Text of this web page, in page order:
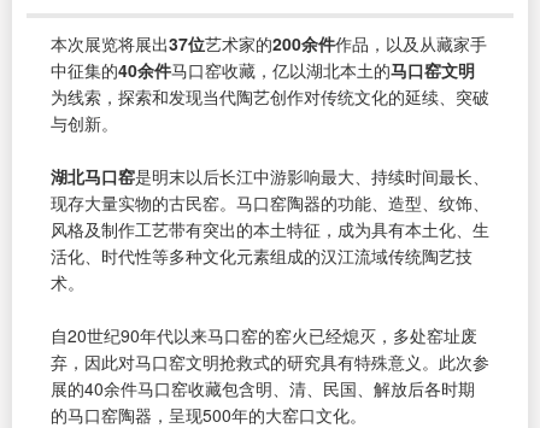
本次展览将展出37位艺术家的200余件作品，以及从藏家手
中征集的40余件马口窑收藏，亿以湖北本土的马口窑文明
为线索，探索和发现当代陶艺创作对传统文化的延续、突破
与创新。
湖北马口窑是明末以后长江中游影响最大、持续时间最长、
现存大量实物的古民窑。马口窑陶器的功能、造型、纹饰、
风格及制作工艺带有突出的本土特征，成为具有本土化、生
活化、时代性等多种文化元素组成的汉江流域传统陶艺技
术。
自20世纪90年代以来马口窑的窑火已经熄灭，多处窑址废
弃，因此对马口窑文明抢救式的研究具有特殊意义。此次参
展的40余件马口窑收藏包含明、清、民国、解放后各时期
的马口窑陶器，呈现500年的大窑口文化。